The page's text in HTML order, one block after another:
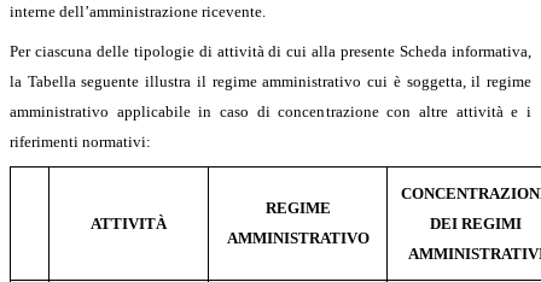
interne dell’amministrazione ricevente.
Per ciascuna delle tipologie di attività di cui alla presente Scheda informativa,
la Tabella seguente illustra il regime amministrativo cui è soggetta, il regime
amministrativo applicabile in caso di concentrazione con altre attività e i
riferimenti normativi:
ATTIVITÀ
REGIME
AMMINISTRATIVO
DEI REGIMI